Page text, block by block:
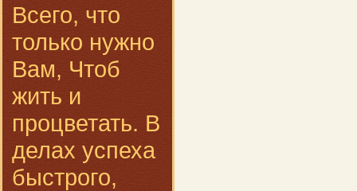
Всего, что
только нужно
Вам, Чтоб
жить и
процветать. В
делах успеха
быстрого,